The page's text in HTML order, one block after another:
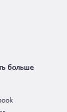
больше